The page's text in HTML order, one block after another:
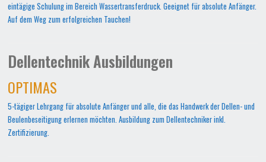
eintägige Schulung im Bereich Wassertransferdruck. Geeignet für absolute Anfänger.
Auf dem Weg zum erfolgreichen Tauchen!
Dellentechnik Ausbildungen
OPTIMAS
5-tägiger Lehrgang für absolute Anfänger und alle, die das Handwerk der Dellen- und
Beulenbeseitigung erlernen möchten. Ausbildung zum Dellentechniker inkl.
Zertifizierung.